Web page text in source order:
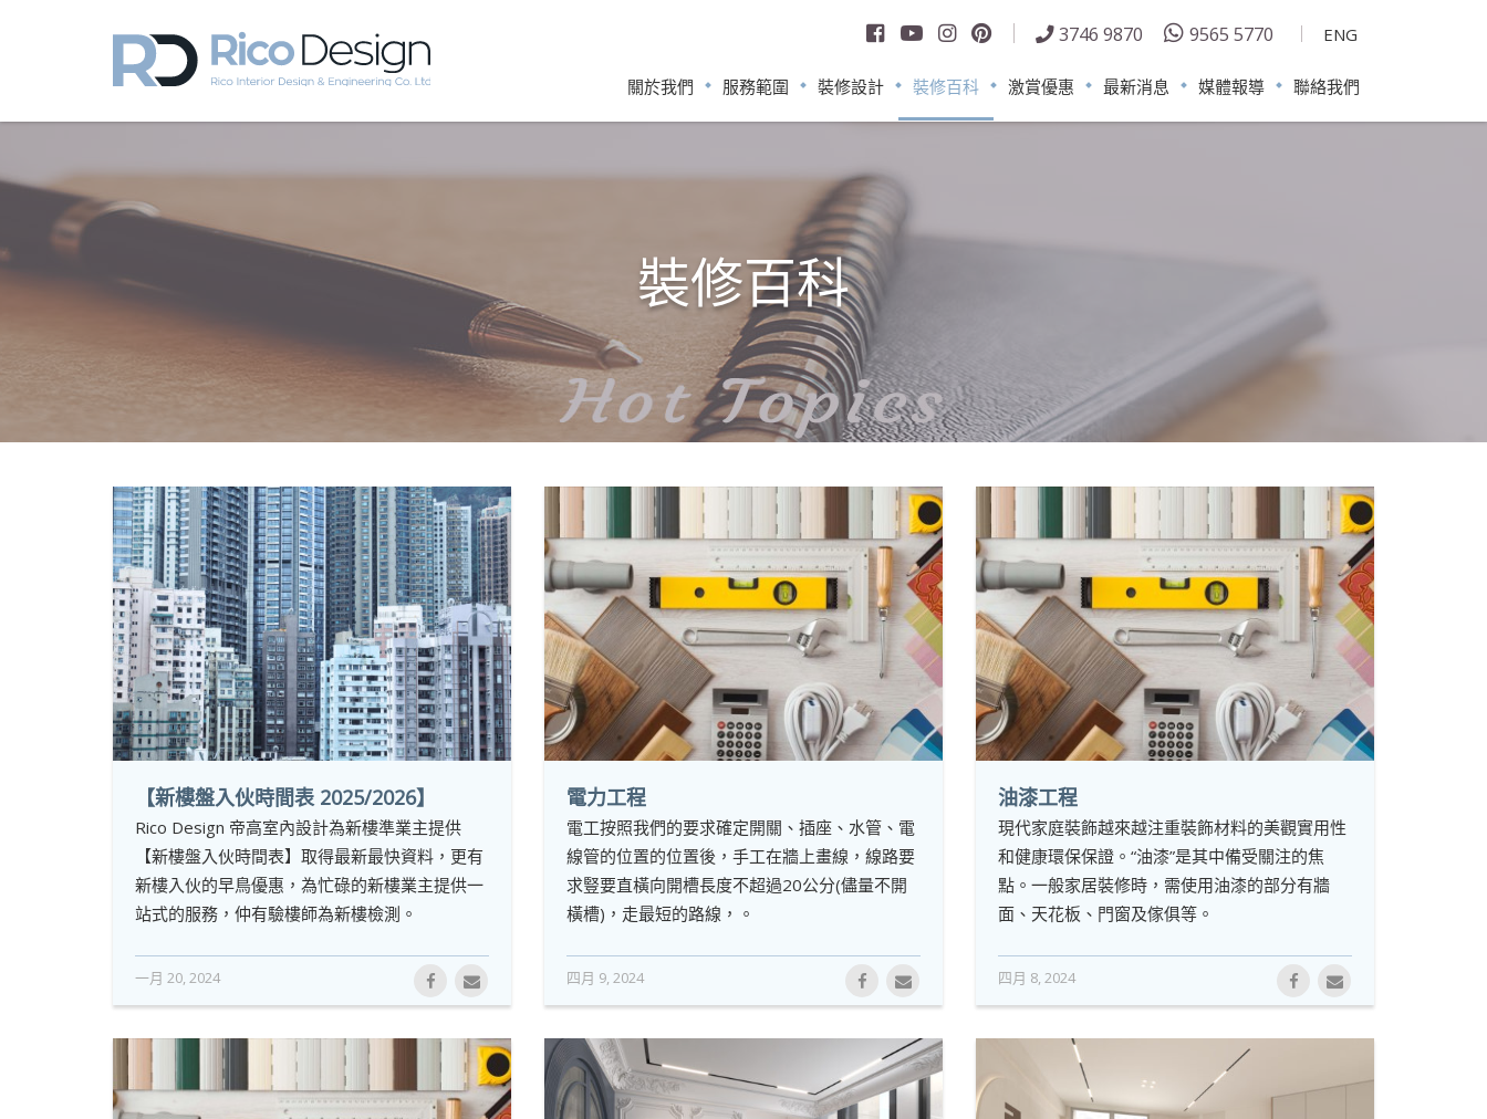
3746 9870 9565 5770 ENG
關於我們 服務範圍 裝修設計 裝修百科 激賞優惠 最新消息 媒體報導 聯絡我們
裝修百科
【新樓盤入伙時間表 2025/2026】
Rico Design 帝高室內設計為新樓準業主提供
【新樓盤入伙時間表】取得最新最快資料，更有
新樓入伙的早鳥優惠，為忙碌的新樓業主提供一
站式的服務，仲有驗樓師為新樓檢測。
一月 20, 2024
電力工程
電工按照我們的要求確定開關、插座、水管、電
線管的位置的位置後，手工在牆上畫線，線路要
求豎要直橫向開槽長度不超過20公分(儘量不開
橫槽)，走最短的路線，。
四月 9, 2024
油漆工程
現代家庭裝飾越來越注重裝飾材料的美觀實用性
和健康環保保證。“油漆”是其中備受關注的焦
點。一般家居裝修時，需使用油漆的部分有牆
面、天花板、門窗及傢俱等。
四月 8, 2024